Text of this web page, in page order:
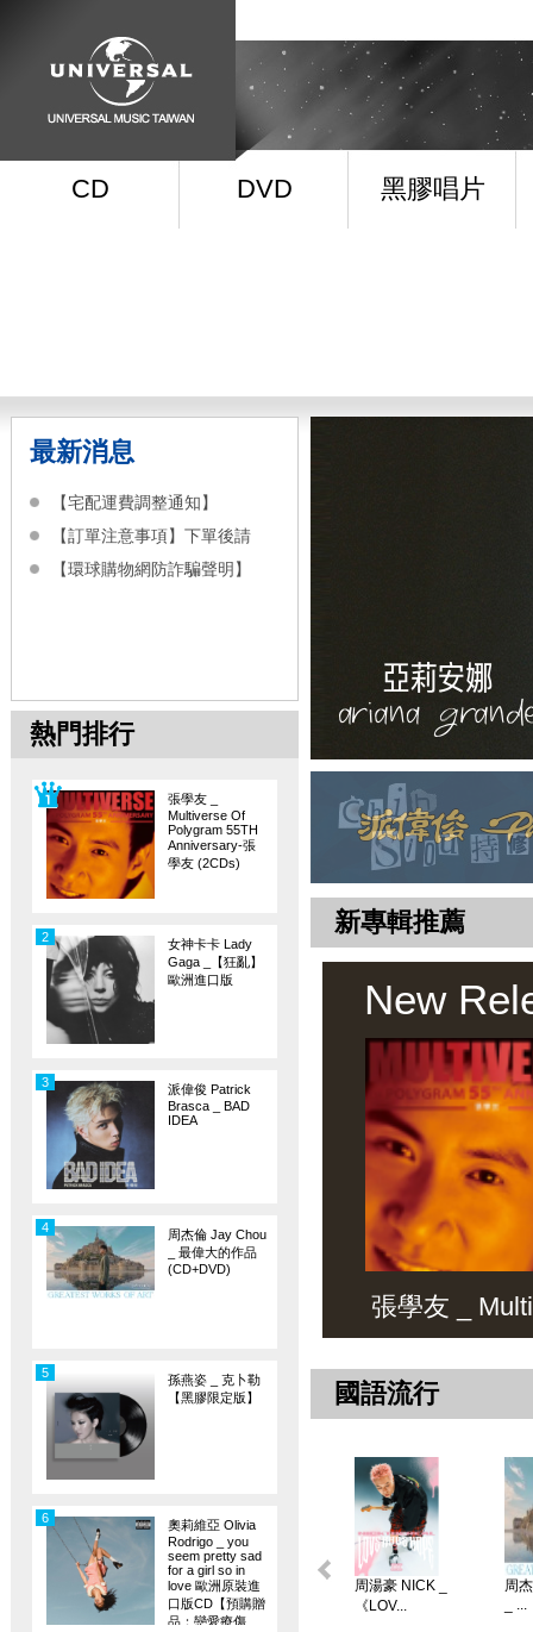
CD DVD 黑膠唱片
最新消息
【宅配運費調整通知】
【訂單注意事項】下單後請
【環球購物網防詐騙聲明】
熱門排行
張學友 _
Multiverse Of
Polygram 55TH
Anniversary-張
學友 (2CDs)
女神卡卡 Lady
Gaga _【狂亂】
歐洲進口版
2
派偉俊 Patrick
Brasca _ BAD
IDEA
3
周杰倫 Jay Chou
_ 最偉大的作品
(CD+DVD)
4
孫燕姿 _ 克卜勒
【黑膠限定版】
5
奧莉維亞 Olivia
Rodrigo _ you
seem pretty sad
for a girl so in
love 歐洲原裝進
口版CD【預購贈
品：戀愛療傷
6
新專輯推薦
New
張學友 _
國語流行
周湯豪 NICK _
《LOV...
周
_ ...